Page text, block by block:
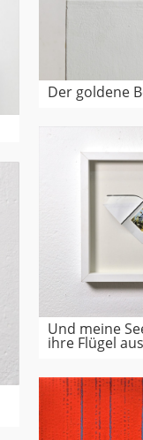
Der goldene
Und meine
ihre Flügel aus